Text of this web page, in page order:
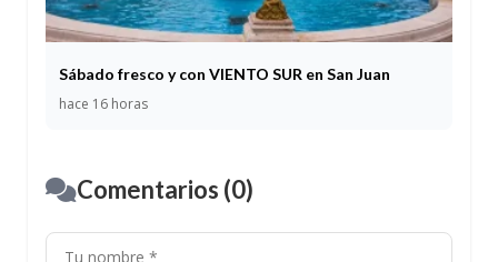
Sábado fresco y con VIENTO SUR en San Juan
hace 16 horas
Comentarios (0)